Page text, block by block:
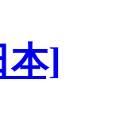
本]